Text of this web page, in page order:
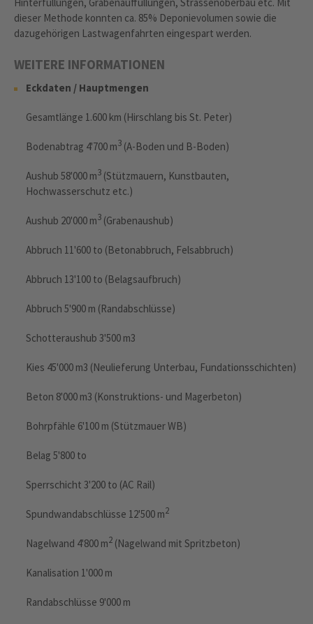
Hinterfüllungen, Grabenauffüllungen, Strassenoberbau etc. Mit
dieser Methode konnten ca. 85% Deponievolumen sowie die
dazugehörigen Lastwagenfahrten eingespart werden.
WEITERE INFORMATIONEN
Eckdaten / Hauptmengen
Gesamtlänge 1.600 km (Hirschlang bis St. Peter)
Bodenabtrag 4'700 m3 (A-Boden und B-Boden)
Aushub 58'000 m3 (Stützmauern, Kunstbauten,
Hochwasserschutz etc.)
Aushub 20'000 m3 (Grabenaushub)
Abbruch 11'600 to (Betonabbruch, Felsabbruch)
Abbruch 13'100 to (Belagsaufbruch)
Abbruch 5'900 m (Randabschlüsse)
Schotteraushub 3'500 m3
Kies 45'000 m3 (Neulieferung Unterbau, Fundationsschichten)
Beton 8'000 m3 (Konstruktions- und Magerbeton)
Bohrpfähle 6'100 m (Stützmauer WB)
Belag 5'800 to
Sperrschicht 3'200 to (AC Rail)
Spundwandabschlüsse 12'500 m2
Nagelwand 4'800 m2 (Nagelwand mit Spritzbeton)
Kanalisation 1'000 m
Randabschlüsse 9'000 m